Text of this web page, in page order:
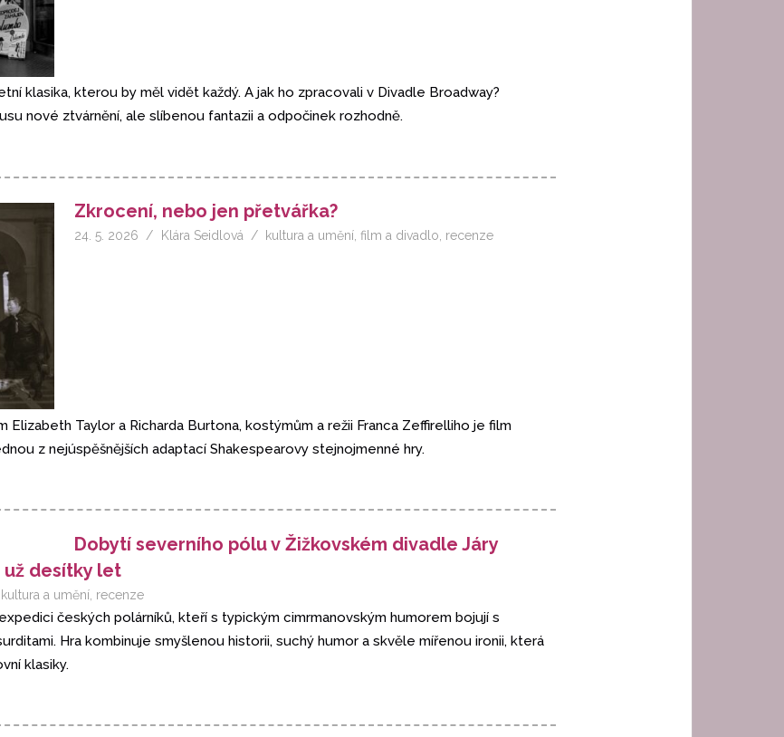
klasika, kterou by měl vidět každý. A jak ho zpracovali v Divadle Broadway?
nové ztvárnění, ale slíbenou fantazii a odpočinek rozhodně.
Zkrocení, nebo jen přetvářka?
24. 5. 2026 Klára Seidlová kultura a umění,film a divadlo, recenze
Elizabeth Taylor a Richarda Burtona, kostýmům a režii Franca Zeffirelliho je film
z nejúspěšnějších adaptací Shakespearovy stejnojmenné hry.
Dobytí severního pólu v Žižkovském divadle Járy
už desítky let
kultura a umění recenze
českých polárníků, kteří s typickým cimrmanovským humorem bojují s
Hra kombinuje smyšlenou historii, suchý humor a skvěle mířenou ironii, která
klasiky.